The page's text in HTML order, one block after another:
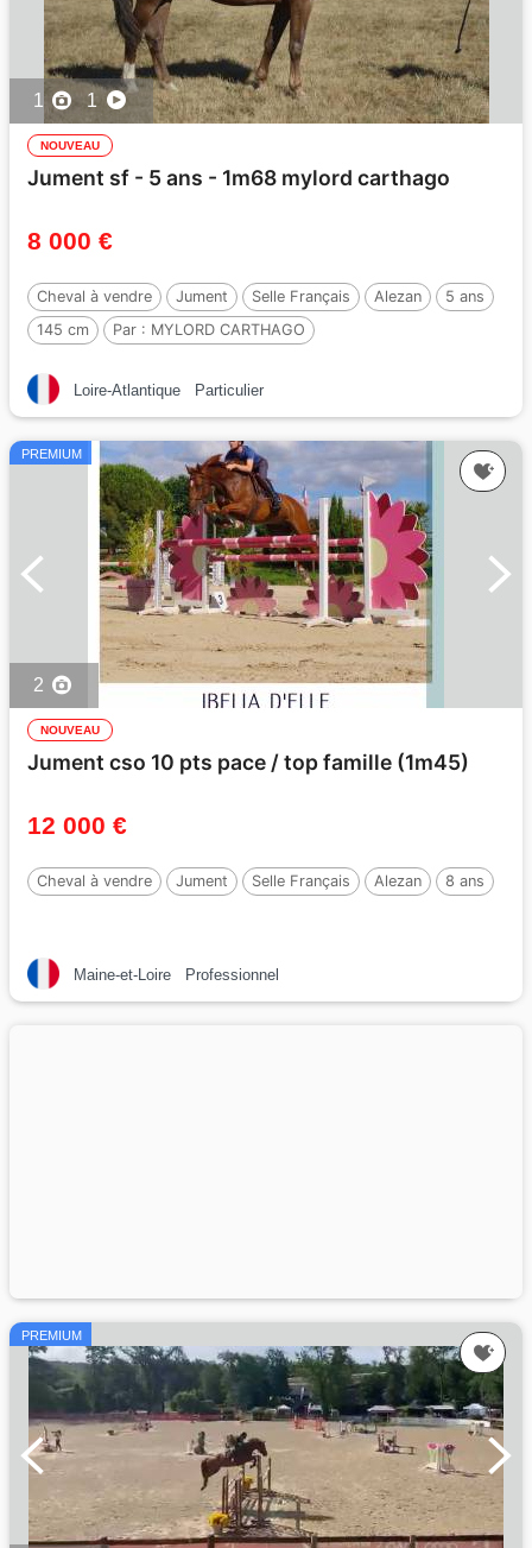
1 1
NOUVEAU
Jument sf - 5 ans - 1m68 mylord carthago
8 000 €
Cheval à vendre Jument Selle Français Alezan
5 ans
145 cm
Par : MYLORD CARTHAGO
Loire-Atlantique Particulier
PREMIUM
2
NOUVEAU
Jument cso 10 pts pace / top famille (1m45)
12 000 €
Cheval à vendre Jument Selle Français Alezan 8 ans
Maine-et-Loire Professionnel
PREMIUM